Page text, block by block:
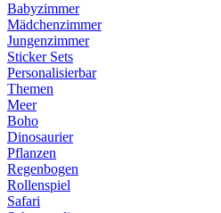
Babyzimmer
Mädchenzimmer
Jungenzimmer
Sticker Sets
Personalisierbar
Themen
Meer
Boho
Dinosaurier
Pflanzen
Regenbogen
Rollenspiel
Safari